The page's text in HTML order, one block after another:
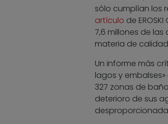
sólo cumplían los
artículo de
7,6 millones de
materia de
Un informe más
lagos y
327 zonas de
deterioro de sus